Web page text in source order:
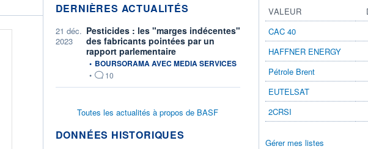
DERNIÈRES ACTUALITÉS
21 déc.
2023
Pesticides : les "marges indécentes"
des fabricants pointées par un
rapport parlementaire
information fournie par
• BOURSORAMA AVEC MEDIA SERVICES
• 10
Toutes les actualités à propos de BASF
DONNÉES HISTORIQUES
VALEUR
CAC 40
HAFFNER ENERGY
Pétrole Brent
EUTELSAT
2CRSI
Gérer mes listes